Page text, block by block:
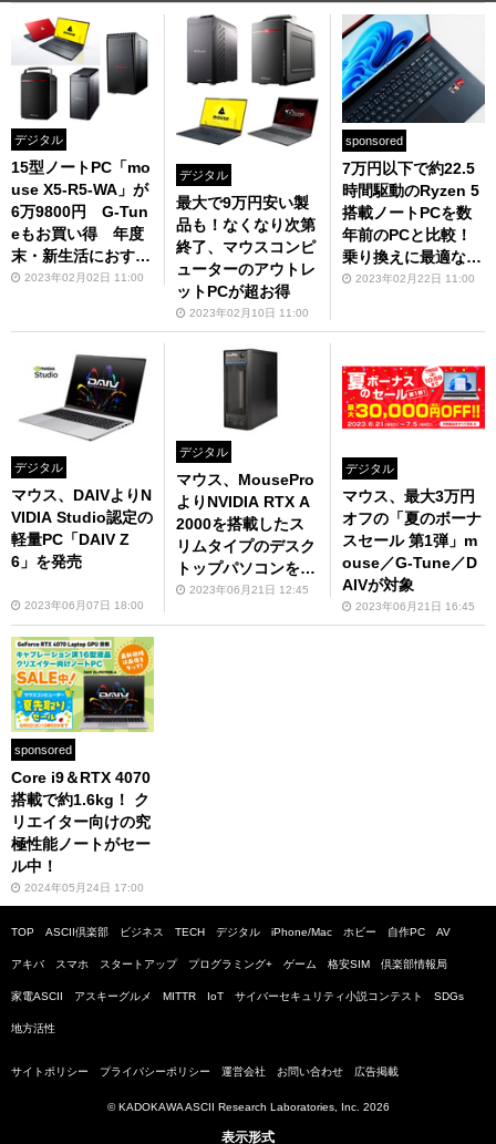
デジタル
15型ノートPC「mo
use X5-R5-WA」が
6万9800円 G-Tun
eもお買い得 年度
末・新生活におすす
めのお買い得モデル
2023年02月02日 11:00
デジタル
最大で9万円安い製
品も！なくなり次第
終了、マウスコンピ
ューターのアウトレ
ットPCが超お得
2023年02月10日 11:00
sponsored
7万円以下で約22.5
時間駆動のRyzen 5
搭載ノートPCを数
年前のPCと比較！
乗り換えに最適なそ
の性能とは
2023年02月22日 11:00
デジタル
マウス、DAIVよりN
VIDIA Studio認定の
軽量PC「DAIV Z
6」を発売
2023年06月07日 18:00
デジタル
マウス、MousePro
よりNVIDIA RTX A
2000を搭載したス
リムタイプのデスク
トップパソコンを発
売2023年06月21日 12:45
デジタル
マウス、最大3万円
オフの「夏のボーナ
スセール 第1弾」m
ouse／G-Tune／D
AIVが対象
2023年06月21日 16:45
sponsored
Core i9＆RTX 4070
搭載で約1.6kg！ ク
リエイター向けの究
極性能ノートがセー
ル中！
2024年05月24日 17:00
TOP ASCII倶楽部 ビジネス TECH デジタル iPhone/Mac ホビー 自作PC AV
アキバ スマホ スタートアップ プログラミング+ ゲーム 格安SIM 倶楽部情報局
家電ASCII アスキーグルメ MITTR IoT サイバーセキュリティ小説コンテスト SDGs
地方活性
サイトポリシー プライバシーポリシー 運営会社 お問い合わせ 広告掲載
© KADOKAWA ASCII Research Laboratories, Inc. 2026
表示形式